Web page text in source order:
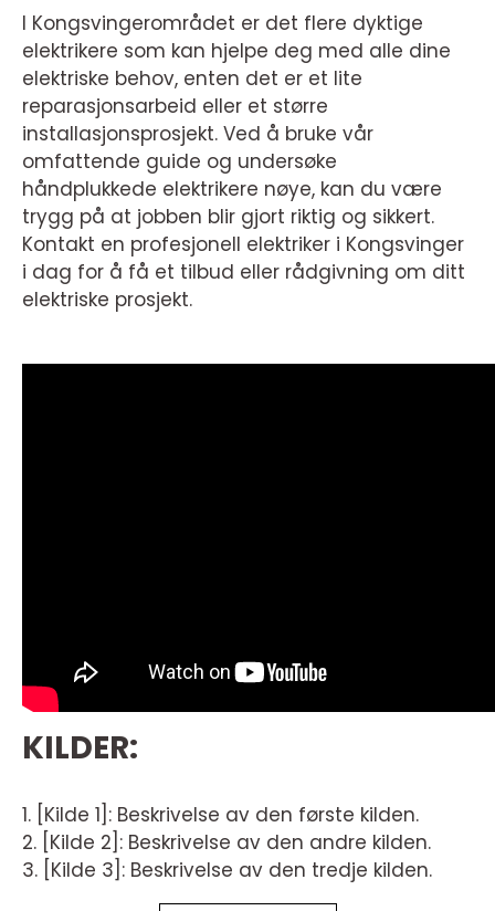
I Kongsvingerområdet er det flere dyktige
elektrikere som kan hjelpe deg med alle dine
elektriske behov, enten det er et lite
reparasjonsarbeid eller et større
installasjonsprosjekt. Ved å bruke vår
omfattende guide og undersøke
håndplukkede elektrikere nøye, kan du være
trygg på at jobben blir gjort riktig og sikkert.
Kontakt en profesjonell elektriker i Kongsvinger
i dag for å få et tilbud eller rådgivning om ditt
elektriske prosjekt.
KILDER:
1. [Kilde 1]: Beskrivelse av den første kilden.
2. [Kilde 2]: Beskrivelse av den andre kilden.
3. [Kilde 3]: Beskrivelse av den tredje kilden.